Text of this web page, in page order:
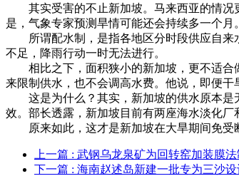
其实受害的不止新加坡。马来西亚的情况更
是，气象专家预测旱情可能还会持续多一个月
所谓配水制，是指各地区分时段供应自来
不足，降雨行动一时无法进行。
相比之下，面积狭小的新加坡，更不适合
来限制供水，也不会调高水费。他说，即便干
这是为什么？其实，新加坡的供水原本是
效。部长透露，新加坡目前有两座海水淡化厂
原来如此，这才是新加坡在大旱期间免受
上一篇 : 武钢乌龙泉矿为回转窑加装膜
下一篇 : 海南赵述岛新建一批专为三沙